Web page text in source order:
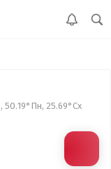
50.19°Пн, 25.69°Сх